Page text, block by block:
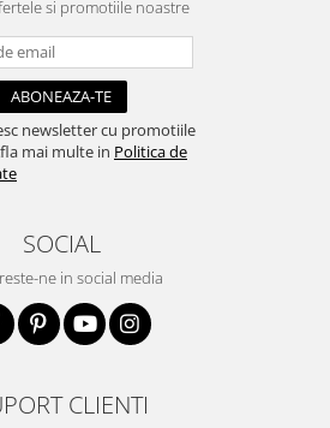
si promotiile noastre
newsletter cu promotiile
mai multe in Politica de
SOCIAL
ne in social media
CLIENTI